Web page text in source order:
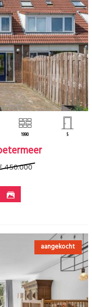
1990 5
450.000
aangekocht